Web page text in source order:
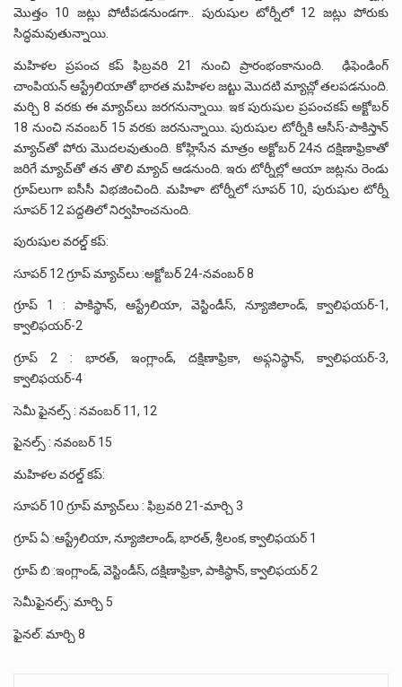
మొత్తం 10 జట్లు పోటీపడనుండగా.. పురుషుల టోర్నీలో 12 జట్లు పోరుకు
సిద్ధమవుతున్నాయి.
మహిళల ప్రపంచ కప్‌ ఫిబ్రవరి 21 నుంచి ప్రారంభంకానుంది. ఢిఫెండింగ్‌
చాంపియన్‌ ఆస్ట్రేలియాతో భారత మహిళల జట్టు మొదటి మ్యాచ్లో తలపడనుంది.
మర్చి 8 వరకు ఈ మ్యాచ్‌లు జరగనున్నాయి. ఇక పురుషుల ప్రపంచకప్‌ అక్టోబర్‌
18 నుంచి నవంబర్‌ 15 వరకు జరనున్నాయి. పురుషుల టోర్నీకి ఆసీస్‌-పాకిస్తాన్‌
మ్యాచ్‌తో పోరు మొదలవుతుంది. కోహ్లిసేన మాత్రం అక్టోబర్‌ 24న దక్షిణాఫ్రికాతో
జరిగే మ్యాచ్‌తో తన తొలి మ్యాచ్‌ ఆడనుంది. ఇరు టోర్నీల్లో ఆయా జట్లను రెండు
గ్రూప్‌లుగా ఐసీసీ విభజించింది. మహిళా టోర్నీలో సూపర్‌ 10, పురుషుల టోర్నీ
సూపర్‌ 12 పద్దతిలో నిర్వహించనుంది.
పురుషుల వరల్డ్ కప్:
సూపర్ 12 గ్రూప్‌ మ్యాచ్‌లు :అక్టోబర్‌ 24-నవంబర్‌ 8
గ్రూప్‌ 1 : పాకిస్థాన్‌, ఆస్ట్రేలియా, వెస్టిండీస్‌, న్యూజిలాండ్‌, క్వాలిఫయర్‌-1,
క్వాలిఫయర్‌-2
గ్రూప్‌ 2 : భారత్‌, ఇంగ్లాండ్‌, దక్షిణాఫ్రికా, అఫ్గనిస్థాన్‌, క్వాలిఫయర్‌-3,
క్వాలిఫయర్‌-4
సెమీ ఫైనల్స్‌ : నవంబర్‌ 11, 12
ఫైనల్స్‌ : నవంబర్‌ 15
మహిళల వరల్డ్ కప్:
సూపర్ 10 గ్రూప్‌ మ్యాచ్‌లు : ఫిబ్రవరి 21-మార్చి 3
గ్రూప్‌ ఏ :ఆస్ట్రేలియా, న్యూజిలాండ్‌, భారత్‌, శ్రీలంక, క్వాలిఫయర్‌ 1
గ్రూప్‌ బి :ఇంగ్లాండ్‌, వెస్టిండీస్‌, దక్షిణాఫ్రికా, పాకిస్థాన్‌, క్వాలిఫయర్‌ 2
సెమీఫైనల్స్‌: మార్చి 5
ఫైనల్‌: మార్చి 8